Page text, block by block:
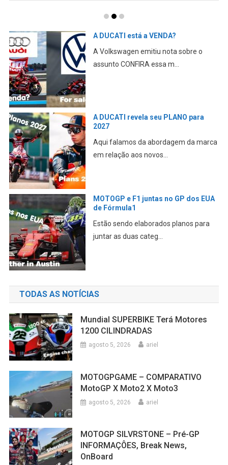
A DUCATI está a VENDA?
A Volkswagen emitiu nota sobre o
assunto CONFIRA essa m...
A DUCATI revela seu PLANO para
2027
Aqui falamos da abordagem da marca
em relação aos novos...
MOTOGP e F1 juntas no GP dos EUA
de Fórmula1
Estão sendo elaborados planos para
juntar as duas categ...
TODAS AS NOTÍCIAS
Mundial SUPERBIKE Terá Motores
1200 CILINDRADAS
agosto 5, 2026 ariel
MOTOGPGAME – COMPARATIVO
MotoGP X Moto2 X Moto3
agosto 5, 2026 ariel
MOTOGP SILVRSTONE – Pré-GP
INFORMAÇÔES, Break News,
OnBoard